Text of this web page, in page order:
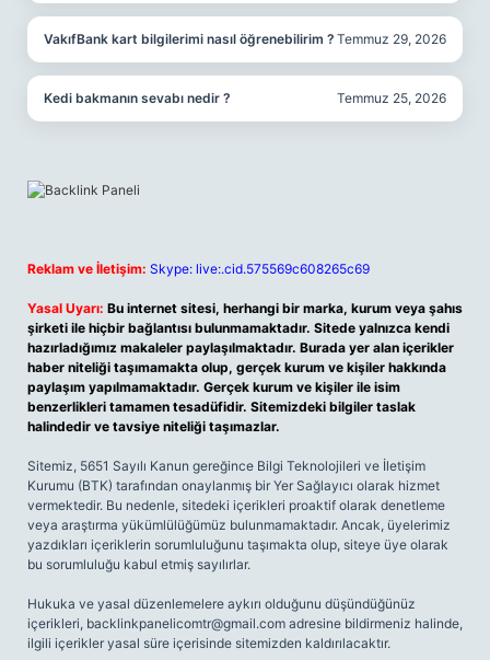
VakıfBank kart bilgilerimi nasıl öğrenebilirim ? Temmuz 29, 2026
Kedi bakmanın sevabı nedir ? Temmuz 25, 2026
Reklam ve İletişim: Skype: live:.cid.575569c608265c69
Yasal Uyarı: Bu internet sitesi, herhangi bir marka, kurum veya şahıs
şirketi ile hiçbir bağlantısı bulunmamaktadır. Sitede yalnızca kendi
hazırladığımız makaleler paylaşılmaktadır. Burada yer alan içerikler
haber niteliği taşımamakta olup, gerçek kurum ve kişiler hakkında
paylaşım yapılmamaktadır. Gerçek kurum ve kişiler ile isim
benzerlikleri tamamen tesadüfidir. Sitemizdeki bilgiler taslak
halindedir ve tavsiye niteliği taşımazlar.
Sitemiz, 5651 Sayılı Kanun gereğince Bilgi Teknolojileri ve İletişim
Kurumu (BTK) tarafından onaylanmış bir Yer Sağlayıcı olarak hizmet
vermektedir. Bu nedenle, sitedeki içerikleri proaktif olarak denetleme
veya araştırma yükümlülüğümüz bulunmamaktadır. Ancak, üyelerimiz
yazdıkları içeriklerin sorumluluğunu taşımakta olup, siteye üye olarak
bu sorumluluğu kabul etmiş sayılırlar.
Hukuka ve yasal düzenlemelere aykırı olduğunu düşündüğünüz
içerikleri, backlinkpanelicomtr@gmail.com adresine bildirmeniz halinde,
ilgili içerikler yasal süre içerisinde sitemizden kaldırılacaktır.